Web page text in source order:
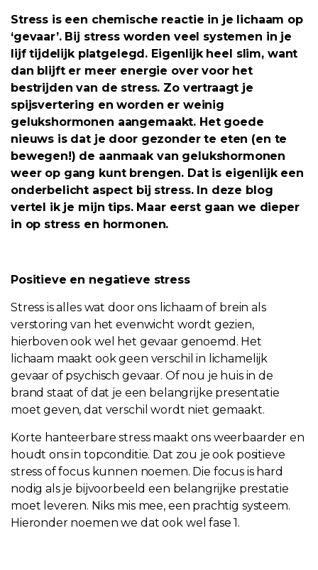
Stress is een chemische reactie in je lichaam op
‘gevaar’. Bij stress worden veel systemen in je
lijf tijdelijk platgelegd. Eigenlijk heel slim, want
dan blijft er meer energie over voor het
bestrijden van de stress. Zo vertraagt je
spijsvertering en worden er weinig
gelukshormonen aangemaakt. Het goede
nieuws is dat je door gezonder te eten (en te
bewegen!) de aanmaak van gelukshormonen
weer op gang kunt brengen. Dat is eigenlijk een
onderbelicht aspect bij stress. In deze blog
vertel ik je mijn tips. Maar eerst gaan we dieper
in op stress en hormonen.
Positieve en negatieve stress
Stress is alles wat door ons lichaam of brein als
verstoring van het evenwicht wordt gezien,
hierboven ook wel het gevaar genoemd. Het
lichaam maakt ook geen verschil in lichamelijk
gevaar of psychisch gevaar. Of nou je huis in de
brand staat of dat je een belangrijke presentatie
moet geven, dat verschil wordt niet gemaakt.
Korte hanteerbare stress maakt ons weerbaarder en
houdt ons in topconditie. Dat zou je ook positieve
stress of focus kunnen noemen. Die focus is hard
nodig als je bijvoorbeeld een belangrijke prestatie
moet leveren. Niks mis mee, een prachtig systeem.
Hieronder noemen we dat ook wel fase 1.